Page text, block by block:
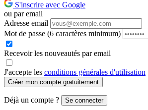
S'inscrire avec Google
ou par email
Adresse email
Mot de passe (6 caractères minimum)
Recevoir les nouveautés par email
J'accepte les conditions générales d'utilisation
Créer mon compte gratuitement
Déjà un compte ? Se connecter